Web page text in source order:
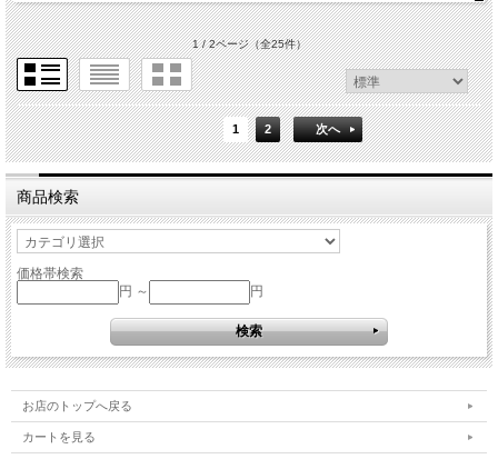
1 / 2ページ（全25件）
1 2 次へ
商品検索
価格帯検索
円 ～
円
お店のトップへ戻る
カートを見る